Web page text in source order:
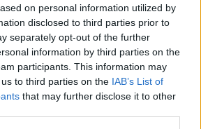
on personal information utilized by
disclosed to third parties prior to
separately opt-out of the further
information by third parties on the
participants. This information may
to third parties on the IAB’s List of
that may further disclose it to other